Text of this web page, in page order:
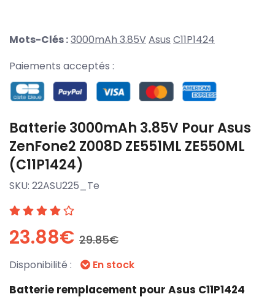
Mots-Clés :3000mAh 3.85VAsus C11P1424
Paiements acceptés :
Batterie 3000mAh 3.85V Pour Asus
ZenFone2 Z008D ZE551ML ZE550ML
(C11P1424)
SKU: 22ASU225_Te
23.88€ 29.85€
Disponibilité : En stock
Batterie remplacement pour Asus C11P1424